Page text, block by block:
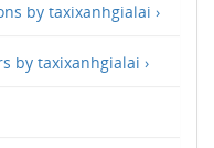
by taxixanhgialai ›
by taxixanhgialai ›